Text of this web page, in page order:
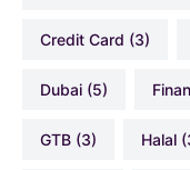
Credit Card (3)
Dubai (5)
GTB (3) Halal